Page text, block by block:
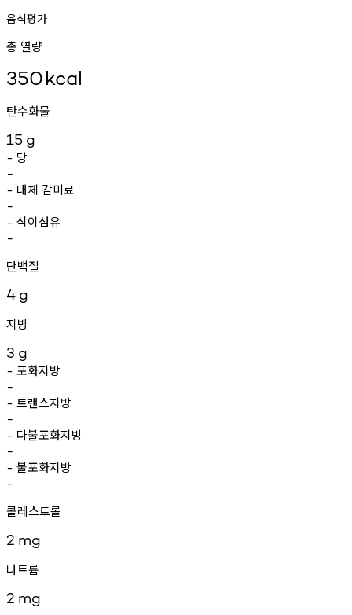
음식평가
총 열량
350kcal
탄수화물
15 g
- 당
-
- 대체 감미료
-
- 식이섬유
-
단백질
4 g
지방
3 g
- 포화지방
-
- 트랜스지방
-
- 다불포화지방
-
- 불포화지방
-
콜레스트롤
2 mg
나트륨
2 mg